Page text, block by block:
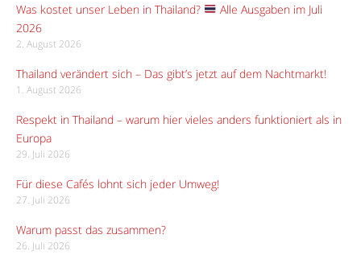
Was kostet unser Leben in Thailand?
Alle Ausgaben im Juli
2026
2. August 2026
Thailand verändert sich – Das gibt’s jetzt auf dem Nachtmarkt!
1. August 2026
Respekt in Thailand – warum hier vieles anders funktioniert als in
Europa
29. Juli 2026
Für diese Cafés lohnt sich jeder Umweg!
27. Juli 2026
Warum passt das zusammen?
26. Juli 2026